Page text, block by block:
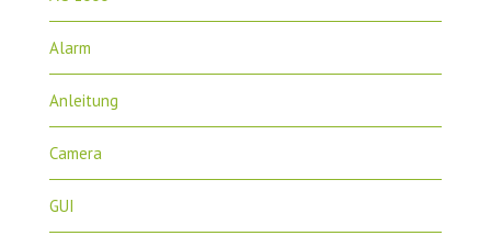
Alarm
Anleitung
Camera
GUI